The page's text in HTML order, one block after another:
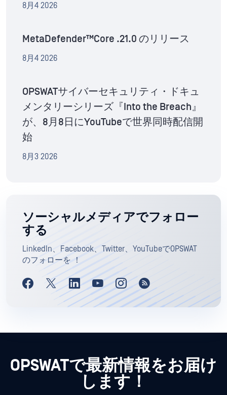
8月4 2026
MetaDefender™Core .21.0 のリリース
8月4 2026
OPSWATサイバーセキュリティ・ドキュ
メンタリーシリーズ『Into the Breach』
が、8月8日にYouTubeで世界同時配信開
始
8月3 2026
ソーシャルメディアでフォロー
する
LinkedIn、Facebook、Twitter、YouTubeでOPSWAT
のフォローを ！
OPSWATで最新情報をお届け
します！